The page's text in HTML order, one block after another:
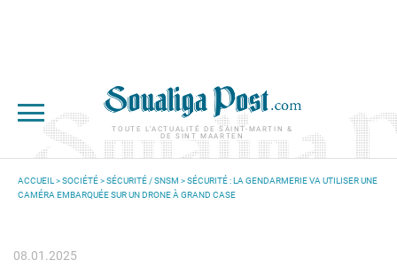
TOUTE L'ACTUALITÉ DE SAINT-MARTIN &
DE SINT MAARTEN
VOUS ÊTES ICI
ACCUEIL >SOCIÉTÉ>SÉCURITÉ / SNSM > SÉCURITÉ : LA GENDARMERIE VA UTILISER UNE
CAMÉRA EMBARQUÉE SUR UN DRONE À GRAND CASE
08.01.2025